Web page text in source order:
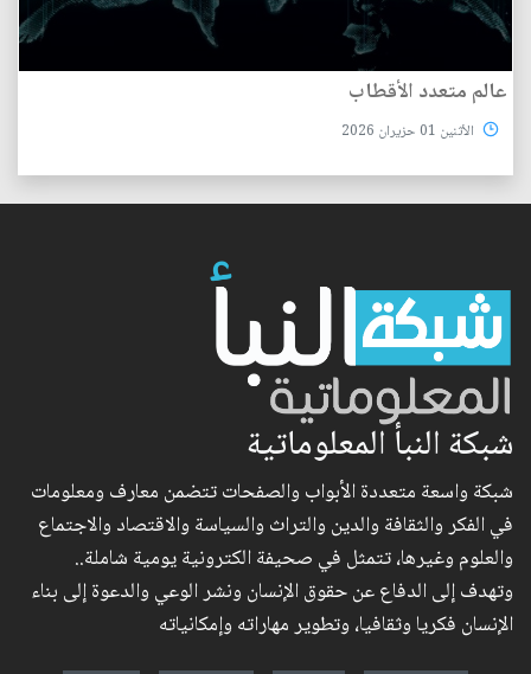
عالم متعدد الأقطاب
الأثنين 01 حزيران 2026
شبكة النبأ المعلوماتية
شبكة واسعة متعددة الأبواب والصفحات تتضمن معارف ومعلومات
في الفكر والثقافة والدين والتراث والسياسة والاقتصاد والاجتماع
والعلوم وغيرها، تتمثل في صحيفة الكترونية يومية شاملة..
وتهدف إلى الدفاع عن حقوق الإنسان ونشر الوعي والدعوة إلى بناء
الإنسان فكريا وثقافيا، وتطوير مهاراته وإمكانياته